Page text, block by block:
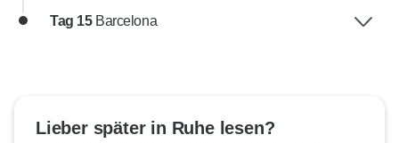
Tag 15 Barcelona
Lieber später in Ruhe lesen?